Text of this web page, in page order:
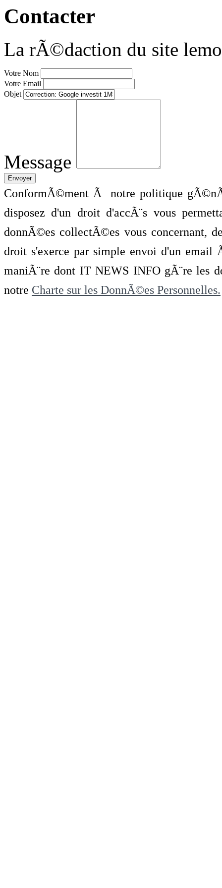
Contacter
La rÃ©daction du site
Votre Nom
Votre Email
Objet
Message
ConformÃ©ment Ã notre politique
disposez d'un droit d'accÃ¨s vous
donnÃ©es collectÃ©es vous concernant,
droit s'exerce par simple envoi d'un
maniÃ¨re dont IT NEWS INFO gÃ¨re les
notre Charte sur les DonnÃ©es Personnelles.